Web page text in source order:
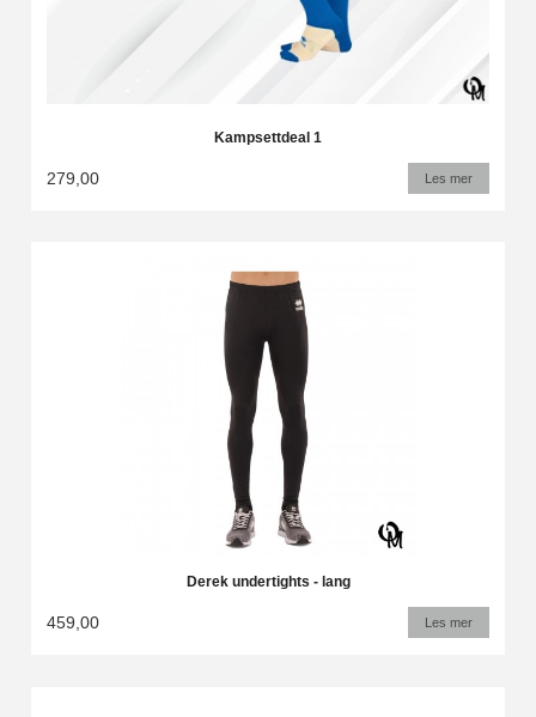
Kampsettdeal 1
279,00 Les mer
Derek undertights - lang
459,00 Les mer